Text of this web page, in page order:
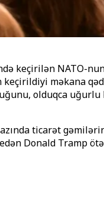
keçirilən NATO-
məkana
olduqca
ticarət
Donald Tramp